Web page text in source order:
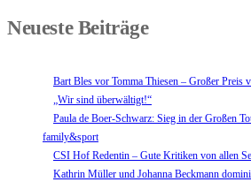
Neueste Beiträge
Bart Bles vor Tomma Thiesen – Großer Preis
„Wir sind überwältigt!“
Paula de Boer-Schwarz: Sieg in der Großen
family&sport
CSI Hof Redentin – Gute Kritiken von allen
Kathrin Müller und Johanna Beckmann